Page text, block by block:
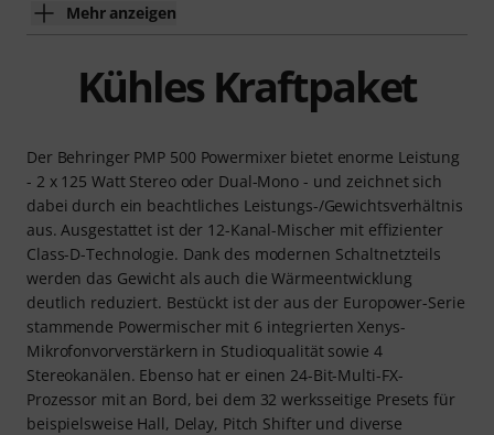
Mehr anzeigen
Kühles Kraftpaket
Der Behringer PMP 500 Powermixer bietet enorme Leistung
- 2 x 125 Watt Stereo oder Dual-Mono - und zeichnet sich
dabei durch ein beachtliches Leistungs-/Gewichtsverhältnis
aus. Ausgestattet ist der 12-Kanal-Mischer mit effizienter
Class-D-Technologie. Dank des modernen Schaltnetzteils
werden das Gewicht als auch die Wärmeentwicklung
deutlich reduziert. Bestückt ist der aus der Europower-Serie
stammende Powermischer mit 6 integrierten Xenys-
Mikrofonvorverstärkern in Studioqualität sowie 4
Stereokanälen. Ebenso hat er einen 24-Bit-Multi-FX-
Prozessor mit an Bord, bei dem 32 werksseitige Presets für
beispielsweise Hall, Delay, Pitch Shifter und diverse